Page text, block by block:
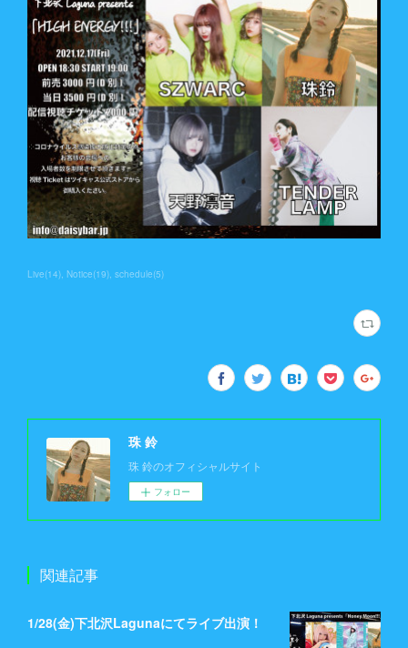
Live(14) Notice(19) schedule(5)
珠 鈴
珠 鈴のオフィシャルサイト
フォロー
関連記事
1/28(金)下北沢Lagunaにてライブ出演！